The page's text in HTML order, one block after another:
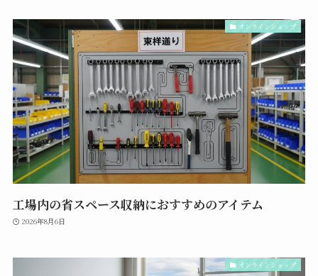
オンラインショップ
工場内の省スペース収納におすすめのアイテム
2026年8月6日
オンラインショップ